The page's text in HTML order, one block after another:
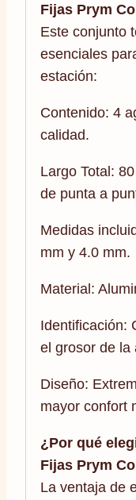
Fijas Prym
Este conjunto
esenciales
estación:
Contenido: 4
calidad.
Largo Total:
de punta a
Medidas
mm y 4.0 mm.
Material:
Identificación:
el grosor de la
Diseño:
mayor confort
¿Por qué
Fijas Prym
La ventaja de